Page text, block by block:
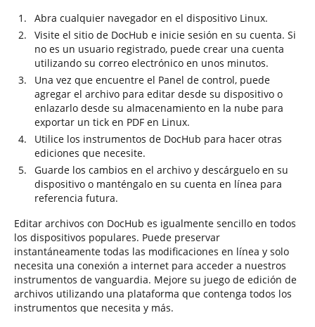
Abra cualquier navegador en el dispositivo Linux.
Visite el sitio de DocHub e inicie sesión en su cuenta. Si
no es un usuario registrado, puede crear una cuenta
utilizando su correo electrónico en unos minutos.
Una vez que encuentre el Panel de control, puede
agregar el archivo para editar desde su dispositivo o
enlazarlo desde su almacenamiento en la nube para
exportar un tick en PDF en Linux.
Utilice los instrumentos de DocHub para hacer otras
ediciones que necesite.
Guarde los cambios en el archivo y descárguelo en su
dispositivo o manténgalo en su cuenta en línea para
referencia futura.
Editar archivos con DocHub es igualmente sencillo en todos
los dispositivos populares. Puede preservar
instantáneamente todas las modificaciones en línea y solo
necesita una conexión a internet para acceder a nuestros
instrumentos de vanguardia. Mejore su juego de edición de
archivos utilizando una plataforma que contenga todos los
instrumentos que necesita y más.